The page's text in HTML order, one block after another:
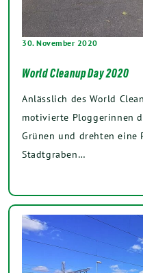
30. November 2020
World Cleanup Day 2020
Anlässlich des World
motivierte Ploggerinnen
Grünen und drehten eine
Stadtgraben…